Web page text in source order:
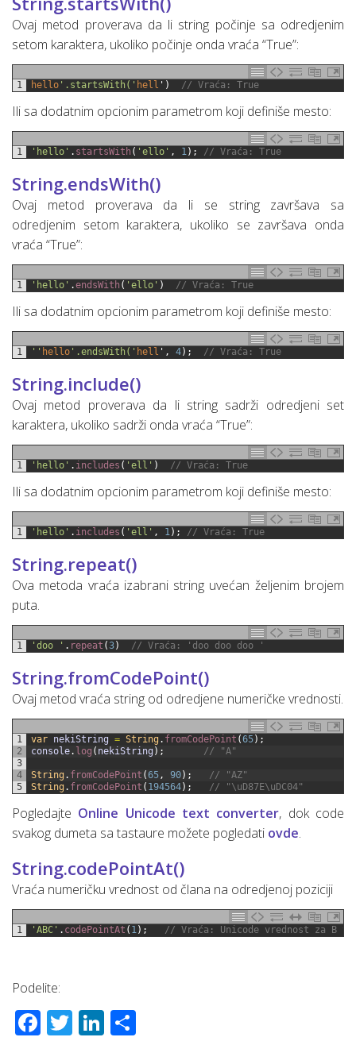
Ovaj metod proverava da li string počinje sa odredjenim
setom karaktera, ukoliko počinje onda vraća “True”:
1 hello '.startsWith(' hell ' ) // Vraća: True
Ili sa dodatnim opcionim parametrom koji definiše mesto:
1 'hello' . startsWith ( 'ello' , 1) ; // Vraća: True
String.endsWith()
Ovaj metod proverava da li se string završava sa
odredjenim setom karaktera, ukoliko se završava onda
vraća “True”:
1 'hello' .endsWith ( 'ello' ) // Vraća: True
Ili sa dodatnim opcionim parametrom koji definiše mesto:
1 '' hello '.endsWith(' hell ' , 4) ; // Vraća: True
String.include()
Ovaj metod proverava da li string sadrži odredjeni set
karaktera, ukoliko sadrži onda vraća “True”:
1 'hello' . includes ( 'ell' ) // Vraća: True
Ili sa dodatnim opcionim parametrom koji definiše mesto:
1 'hello' . includes ( 'ell' , 1) ; // Vraća: True
String.repeat()
Ova metoda vraća izabrani string uvećan željenim brojem
puta.
1 'doo ' . repeat (3) // Vraća: 'doo doo doo '
String.fromCodePoint()
Ovaj metod vraća string od odredjene numeričke vrednosti.
1
2
3
4
5
var nekiString = String . fromCodePoint (65) ;
console. log ( nekiString ) ; // "A"
String . fromCodePoint (65, 90) ;
// "AZ"
String . fromCodePoint ( 194564) ; // "\uD87E\uDC04"
Pogledajte Online Unicode text converter, dok code
svakog dumeta sa tastaure možete pogledati ovde.
String.codePointAt()
Vraća numeričku vrednost od člana na odredjenoj poziciji
1 'ABC' . codePointAt ( 1) ; // Vraća: Unicode vrednost za B
Podelite:
Facebook
TwitterLinkedIn